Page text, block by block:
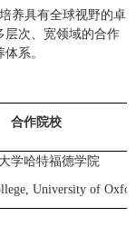
养具有全球视野的卓
层次、宽领域的合作
系。
合作院校
学哈特福德学院
University of